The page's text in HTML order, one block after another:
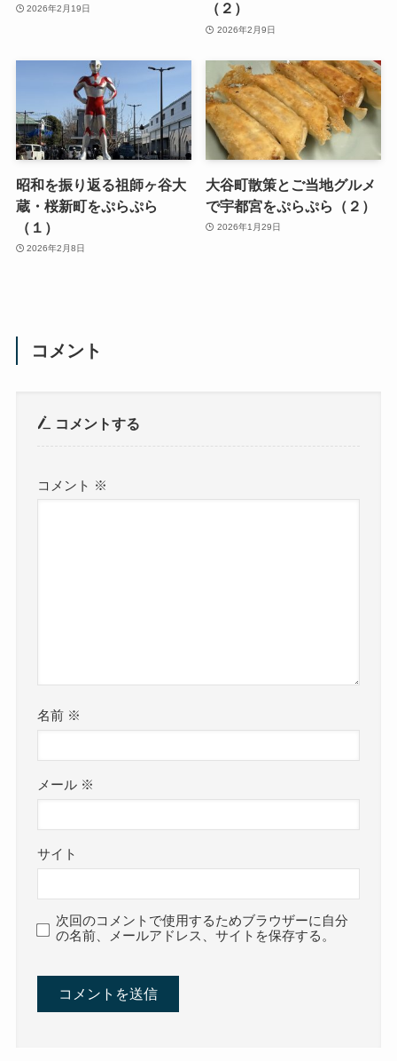
2026年2月19日 （２）
2026年2月9日
昭和を振り返る祖師ヶ谷大
蔵・桜新町をぷらぷら
（１）
2026年2月8日
大谷町散策とご当地グルメ
で宇都宮をぷらぷら（２）
2026年1月29日
コメント
コメントする
コメント ※
名前 ※
メール ※
サイト
次回のコメントで使用するためブラウザーに自分
の名前、メールアドレス、サイトを保存する。